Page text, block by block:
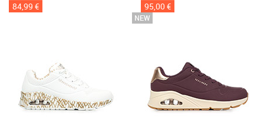
84,99 € 95,00 €